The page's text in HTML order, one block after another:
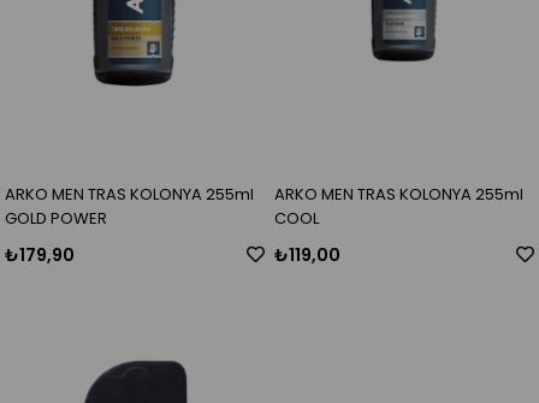
ARKO MEN TRAS KOLONYA 255ml
GOLD POWER
₺179,90
ARKO MEN TRAS KOLONYA 255ml
COOL
₺119,00